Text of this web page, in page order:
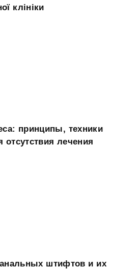
клініки
принципы, техники
отсутствия лечения
штифтов и их